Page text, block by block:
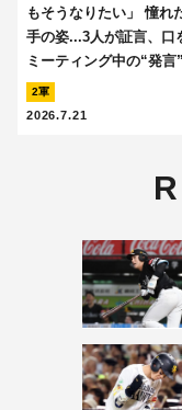
もそうなりたい」 憧れ
手の姿...3人が証言、口
ミーティング中の“発言”
2軍
2026.7.21